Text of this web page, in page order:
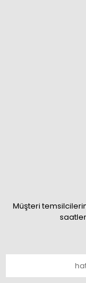
Müşteri